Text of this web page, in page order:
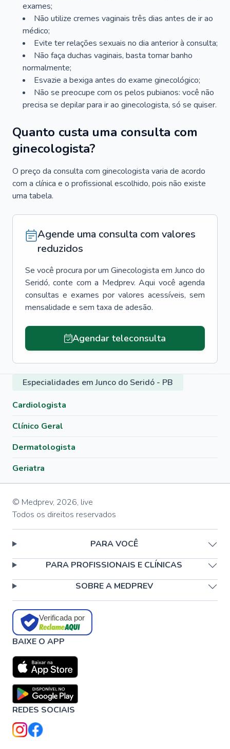
exames;
Não utilize cremes vaginais três dias antes de ir ao
médico;
Evite ter relações sexuais no dia anterior à consulta;
Não faça duchas vaginais, basta tomar banho
normalmente;
Esvazie a bexiga antes do exame ginecológico;
Não se preocupe com os pelos pubianos: você não
precisa se depilar para ir ao ginecologista, só se quiser.
Quanto custa uma consulta com
ginecologista?
O preço da consulta com ginecologista varia de acordo
com a clínica e o profissional escolhido, pois não existe
uma tabela.
Agende uma consulta com valores
reduzidos
Se você procura por um Ginecologista em Junco do
Seridó, conte com a Medprev. Aqui você agenda
consultas e exames por valores acessíveis, sem
mensalidade e sem taxa de adesão.
Agendar teleconsulta
Especialidades em Junco do Seridó - PB
Cardiologista
Clínico Geral
Dermatologista
Geriatra
© Medprev, 2026, live
Todos os direitos reservados
PARA VOCÊ
PARA PROFISSIONAIS E CLÍNICAS
SOBRE A MEDPREV
Verificada por
BAIXE O APP
REDES SOCIAIS